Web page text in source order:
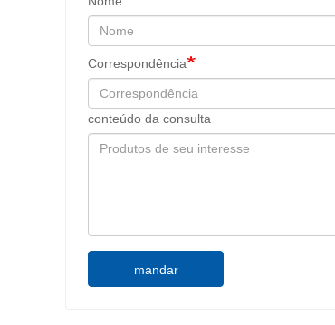
Correspondência
conteúdo da consulta
mandar